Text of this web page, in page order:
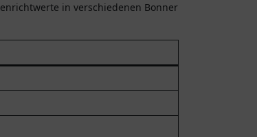
in verschiedenen Bonner